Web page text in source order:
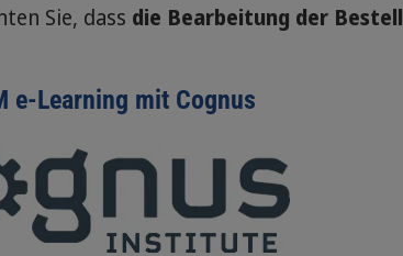
Sie, dass die Bearbeitung der
e-Learning mit Cognus